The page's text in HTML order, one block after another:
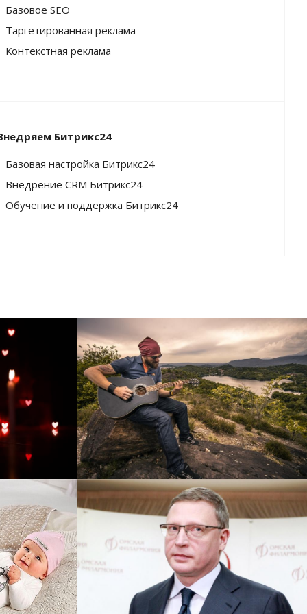
Базовое SEO
Таргетированная реклама
Контекстная реклама
Битрикс24
Базовая настройка Битрикс24
Внедрение CRM Битрикс24
Обучение и поддержка Битрикс24
Перевод интернет-магазина
Guitaramania.ru на 1С-
Битрикс
Смотреть проект
Сайт кандидата в
губернаторы Буркова
Александра Леонидовича